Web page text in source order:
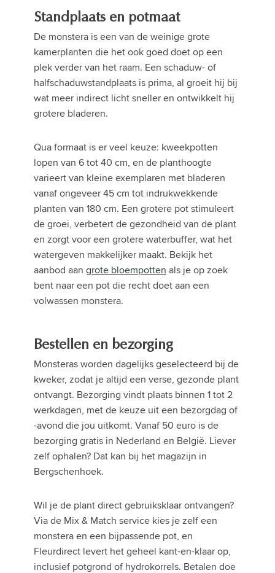
Standplaats en potmaat
De monstera is een van de weinige grote
kamerplanten die het ook goed doet op een
plek verder van het raam. Een schaduw- of
halfschaduwstandplaats is prima, al groeit hij bij
wat meer indirect licht sneller en ontwikkelt hij
grotere bladeren.
Qua formaat is er veel keuze: kweekpotten
lopen van 6 tot 40 cm, en de planthoogte
varieert van kleine exemplaren met bladeren
vanaf ongeveer 45 cm tot indrukwekkende
planten van 180 cm. Een grotere pot stimuleert
de groei, verbetert de gezondheid van de plant
en zorgt voor een grotere waterbuffer, wat het
watergeven makkelijker maakt. Bekijk het
aanbod aan grote bloempotten als je op zoek
bent naar een pot die recht doet aan een
volwassen monstera.
Bestellen en bezorging
Monsteras worden dagelijks geselecteerd bij de
kweker, zodat je altijd een verse, gezonde plant
ontvangt. Bezorging vindt plaats binnen 1 tot 2
werkdagen, met de keuze uit een bezorgdag of
-avond die jou uitkomt. Vanaf 50 euro is de
bezorging gratis in Nederland en België. Liever
zelf ophalen? Dat kan bij het magazijn in
Bergschenhoek.
Wil je de plant direct gebruiksklaar ontvangen?
Via de Mix & Match service kies je zelf een
monstera en een bijpassende pot, en
Fleurdirect levert het geheel kant-en-klaar op,
inclusief potgrond of hydrokorrels. Betalen doe